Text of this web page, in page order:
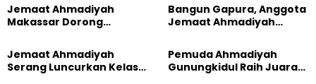
Jemaat Ahmadiyah
Makassar Dorong
Lewat Edukasi Ekoteologi
Bangun Gapura, Anggota
Jemaat Ahmadiyah
Sambut HUT RI ke-81
Jemaat Ahmadiyah
Serang Luncurkan Kelas
Pemuda Ahmadiyah
Gunungkidul Raih Juara